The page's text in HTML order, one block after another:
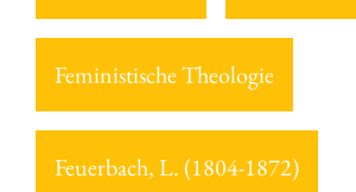
Feministische Theologie
Feuerbach, L. (1804-1872)